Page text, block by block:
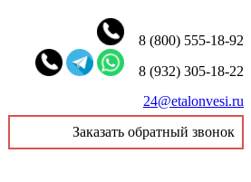
8 (800) 555-18-92
8 (932) 305-18-22
24@etalonvesi.ru
Заказать обратный звонок